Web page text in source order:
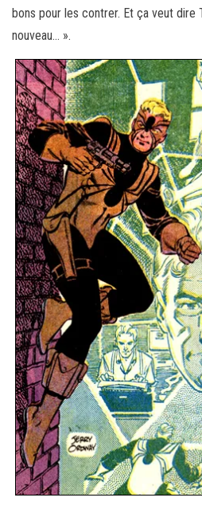
bons pour les contrer. Et ça veut dire
nouveau… ».